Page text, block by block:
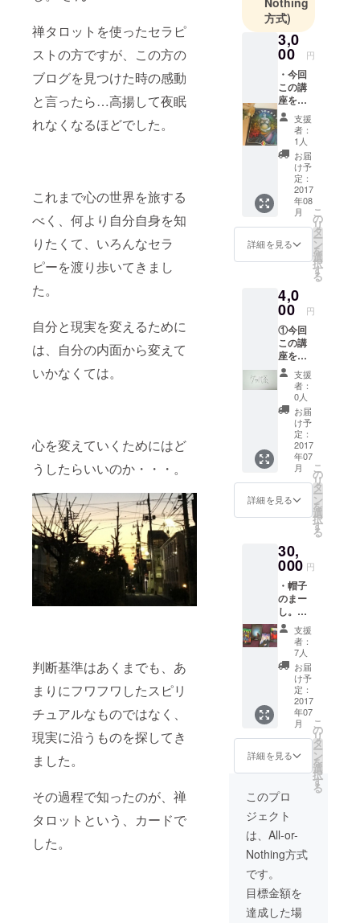
禅タロットを使ったセラピ
ストの方ですが、この方の
ブログを見つけた時の感動
と言ったら…高揚して夜眠
れなくなるほどでした。
これまで心の世界を旅する
べく、何より自分自身を知
りたくて、いろんなセラ
ピーを渡り歩いてきまし
た。
自分と現実を変えるために
は、自分の内面から変えて
いかなくては。
心を変えていくためにはど
うしたらいいのか・・・。
判断基準はあくまでも、あ
まりにフワフワしたスピリ
チュアルなものではなく、
現実に沿うものを探してき
ました。
その過程で知ったのが、禅
タロットという、カードで
した。
とを元に、
「まず自分
自身を調え
大切さや喜
びを広めて
いきたいで
す！
方式)
3,0
00 円
・今回
この講
座を受
講した
どなた
か1名の
禅タ
ロット
セラ
ピー（1
時間
コー
ス）を
東京で1
回受け
ていた
とがで
きま
す。わ
たした
ちの受
講後の
勉強も
含め
て、お
届け予
定日は
8~10月
を見て
いただ
けると
幸いで
す。
です。
遠方の
方もど
うぞ宜
しくお
願い致
しま
す。
支援
者：
1人
お届
け予
定：
2017
年08
月
詳細を見る
こ
の
リ
タ
ー
ン
を
選
択
す
る
4,0
00 円
①今回
この講
座を受
講した
どなた
か1名の
禅タ
ロット
セラ
ピー（1
時間
コー
ス）を
東京で1
回受け
ていた
とがで
きま
す。わ
たした
ちの受
講後の
勉強も
含め
て、お
届け予
定日は
8~10月
を見て
いただ
けると
幸いで
す。
で有効
です。
遠方の
方もど
うぞ宜
しくお
す。 ②
帽子の
支援
者：
0人
お届
け予
定：
2017
年07
月
詳細を見る
こ
の
リ
タ
ー
ン
を
選
択
す
る
30,
000 円
・帽子
のまー
し。さ
んの禅
タロッ
ト講座
を受講
してい
ただけ
ます。
詳細は
本文を
ご確認
くださ
い。 ・
プロ
ジェク
ト達成
後、日
程調整
を行い
ます。
月） ・
「日程
調整
支援
者：
7人
お届
け予
定：
2017
年07
月
詳細を見る
こ
の
リ
タ
ー
ン
を
選
択
す
る
このプロ
ジェクト
は、All-or-
Nothing方式
です。
目標金額を
達成した場